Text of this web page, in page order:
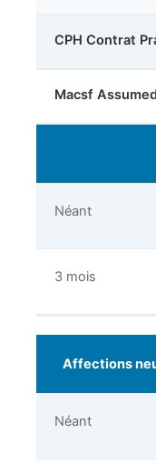
CPH Contrat
Macsf
Néant
3 mois
Affections
Néant